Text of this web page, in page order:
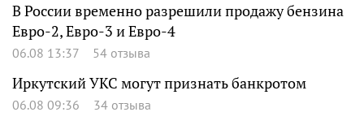
В России временно разрешили продажу бензина
Евро-2, Евро-3 и Евро-4
06.08 13:37 54 отзыва
Иркутский УКС могут признать банкротом
06.08 09:36 34 отзыва